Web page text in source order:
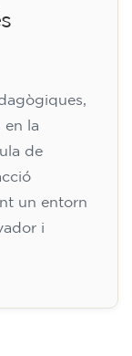
en la
de
un entorn
i